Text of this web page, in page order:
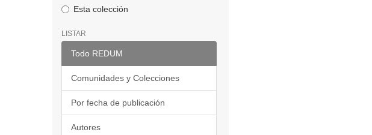
Esta colección
LISTAR
Todo REDUM
Comunidades y Colecciones
Por fecha de publicación
Autores